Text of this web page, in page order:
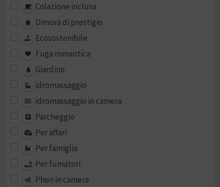
Colazione inclusa
Dimora di prestigio
Ecosostenibile
Fuga romantica
Giardino
idromassaggio
idromassaggio in camera
Parcheggio
Per affari
Per famiglia
Per fumatori
Phon in camera